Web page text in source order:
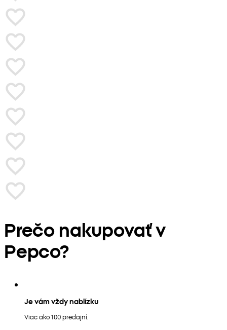
Prečo nakupovať v
Pepco?
Je vám vždy nablízku
Viac ako 100 predajní.